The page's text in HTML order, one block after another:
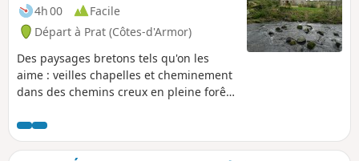
4h 00
Facile
Départ à Prat (Côtes-d'Armor)
Des paysages bretons tels qu'on les
aime : veilles chapelles et cheminement
dans des chemins creux en pleine forêt
travers de roches millénaires. Cette
présentation serait incomplète si nous